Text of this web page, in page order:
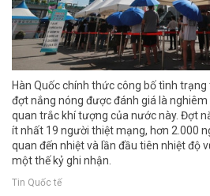
Hàn Quốc chính thức công bố tình
đợt nắng nóng được đánh giá là
quan trắc khí tượng của nước này. Đợt
ít nhất 19 người thiệt mạng, hơn 2.000
quan đến nhiệt và lần đầu tiên nhiệt độ
một thế kỷ ghi nhận.
Tin Quốc tế